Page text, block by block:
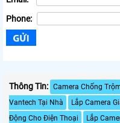
Phone:
Thông Tin: Camera Chống
Vantech Tại Nhà
Lắp Camera
Động Cho Điện Thoại
Lắp